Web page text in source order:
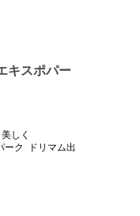
キスポパー
しく
ーク ドリマム出